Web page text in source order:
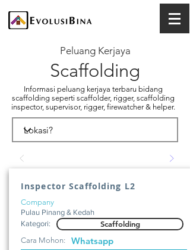
Peluang Kerjaya
Scaffolding
Informasi peluang kerjaya terbaru bidang
scaffolding seperti scaffolder, rigger, scaffolding
inspector, supervisor, rigger, firewatcher & helper.
Inspector Scaffolding L2
Company
Pulau Pinang & Kedah
Kategori:
Scaffolding
Cara Mohon: Whatsapp